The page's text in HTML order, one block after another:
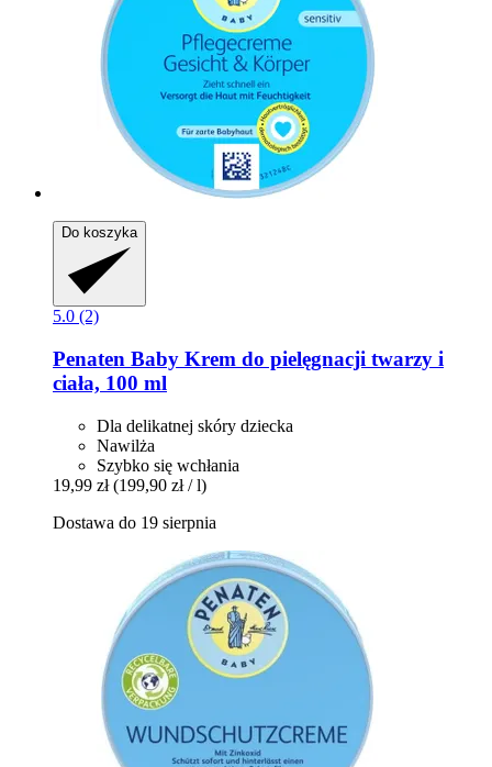
Do koszyka
5.0 (2)
Penaten Baby Krem do pielęgnacji twarzy i
ciała, 100 ml
Dla delikatnej skóry dziecka
Nawilża
Szybko się wchłania
19,99 zł (199,90 zł / l)
Dostawa do 19 sierpnia